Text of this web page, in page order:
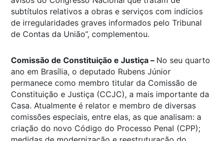
subtítulos relativos a obras e serviços com indícios
de irregularidades graves informados pelo Tribunal
de Contas da União”, complementou.
Comissão de Constituição e Justiça – No seu quarto
ano em Brasília, o deputado Rubens Júnior
permanece como membro titular da Comissão de
Constituição e Justiça (CCJC), a mais importante da
Casa. Atualmente é relator e membro de diversas
comissões especiais, entre elas, as que analisam: a
criação do novo Código do Processo Penal (CPP);